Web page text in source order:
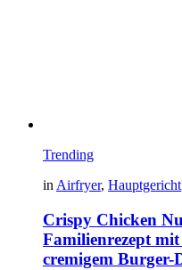
Trending
in Airfryer, Hauptgericht
Crispy Chicken
Familienrezept
cremigem Burger-